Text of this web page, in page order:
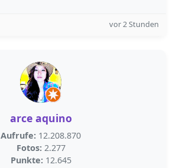
vor 2 Stunden
arce aquino
Aufrufe: 12.208.870
Fotos: 2.277
Punkte: 12.645